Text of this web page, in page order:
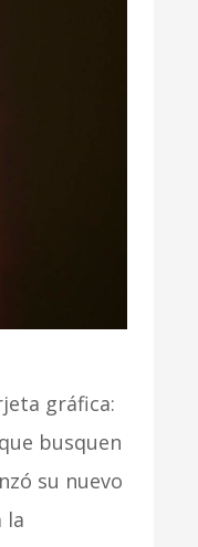
gráfica:
busquen
su nuevo
la